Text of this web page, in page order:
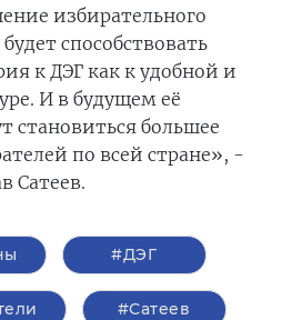
избирательного
способствовать
к ДЭГ как к удобной и
И в будущем её
становиться большее
по всей стране», -
Сатеев.
#ДЭГ
#Сатеев